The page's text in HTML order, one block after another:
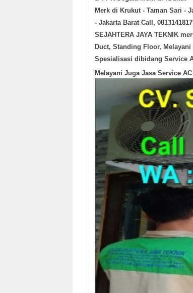
Merk di Krukut - Taman Sari -
- Jakarta Barat Call,
SEJAHTERA JAYA TEKNIK
Duct, Standing Floor,
Spesialisasi dibidang Service
Melayani Juga Jasa Service